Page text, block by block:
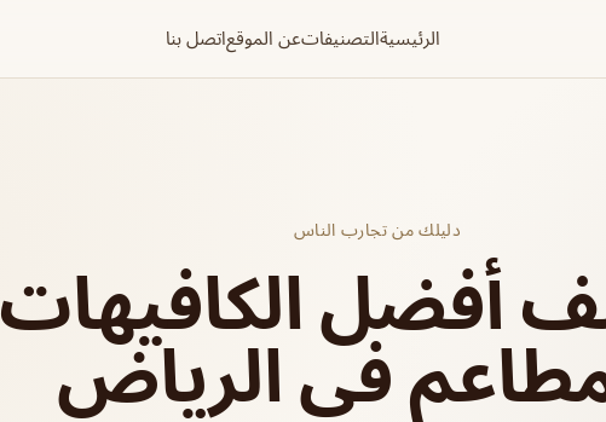
الرئيسيةالتصنيفاتعن الموقعاتصل بنا
دليلك من تجارب الناس
أفضل الكافيهات
في الرياض